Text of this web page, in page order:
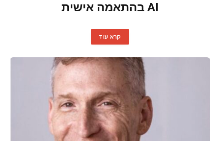
AI בהתאמה אישית
קרא עוד